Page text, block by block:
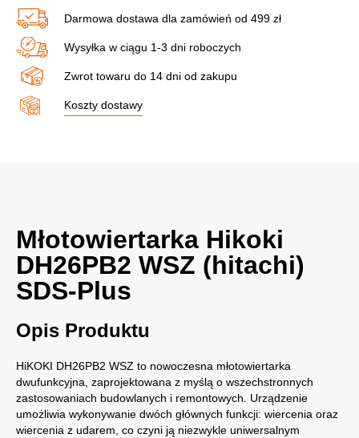
quantity
Darmowa dostawa dla zamówień od 499 zł
Wysyłka w ciągu 1-3 dni roboczych
Zwrot towaru do 14 dni od zakupu
Koszty dostawy
Młotowiertarka Hikoki
DH26PB2 WSZ (hitachi)
SDS-Plus
Opis Produktu
HiKOKI DH26PB2 WSZ to nowoczesna młotowiertarka
dwufunkcyjna, zaprojektowana z myślą o wszechstronnych
zastosowaniach budowlanych i remontowych. Urządzenie
umożliwia wykonywanie dwóch głównych funkcji: wiercenia oraz
wiercenia z udarem, co czyni ją niezwykle uniwersalnym